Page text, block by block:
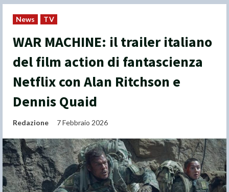
News TV
WAR MACHINE: il trailer italiano
del film action di fantascienza
Netflix con Alan Ritchson e
Dennis Quaid
Redazione 7 Febbraio 2026